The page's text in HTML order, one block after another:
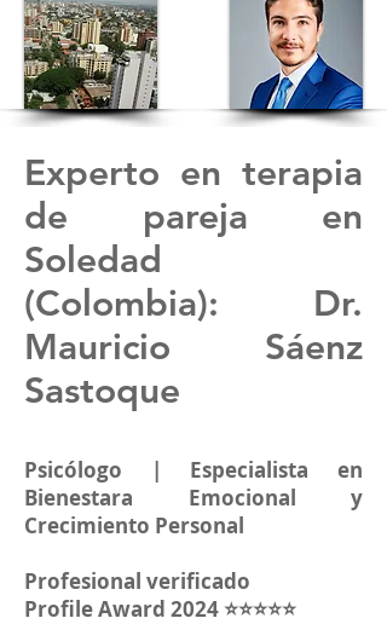
Experto en terapia
de pareja en
Soledad
(Colombia): Dr.
Mauricio Sáenz
Sastoque
Psicólogo | Especialista en
Bienestara Emocional y
Crecimiento Personal
Profesional verificado
Profile Award 2024 ⭐⭐⭐⭐⭐